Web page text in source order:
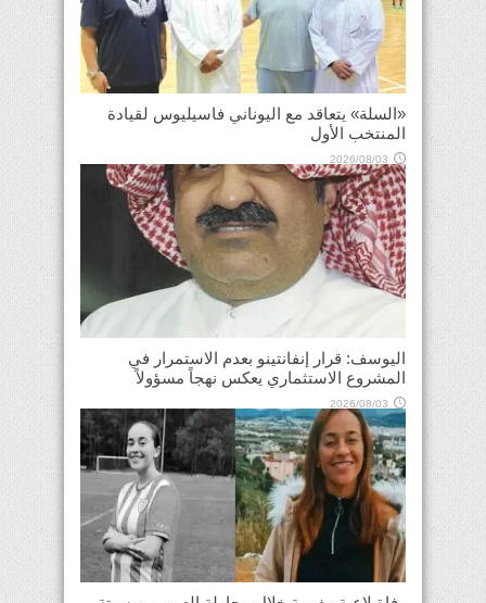
«السلة» يتعاقد مع اليوناني فاسيليوس لقيادة
المنتخب الأول
2026/08/03
اليوسف: قرار إنفانتينو بعدم الاستمرار في
المشروع الاستثماري يعكس نهجاً مسؤولاً
2026/08/03